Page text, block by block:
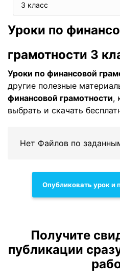
3 класс
Уроки по
грамотности 3
Уроки по финансовой
другие полезные
финансовой грамотности,
выбрать и скачать
Нет Файлов по
Опубликовать урок и
Получите
публикации